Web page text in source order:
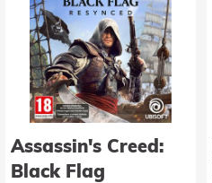
Halo: Campaign
Evolved